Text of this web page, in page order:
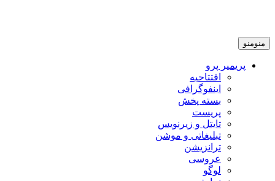
منومنو
پریمیر پرو
افتتاحیه
اینفوگرافی
بسته پخش
پریست
تایتل و زیرنویس
تبلیغاتی و موشن
ترانزیشن
عروسی
لوگو